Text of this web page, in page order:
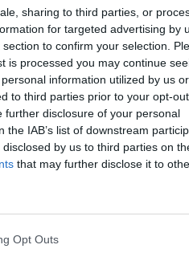
sharing to third parties, or
for targeted advertising by
to confirm your selection.
is processed you may continue
information utilized by us or
to third parties prior to your opt-
further disclosure of your personal
the IAB’s list of downstream
by us to third parties on
that may further disclose it to
Opt Outsdo egzaminów, to
istnieje wyłącznie po to, by